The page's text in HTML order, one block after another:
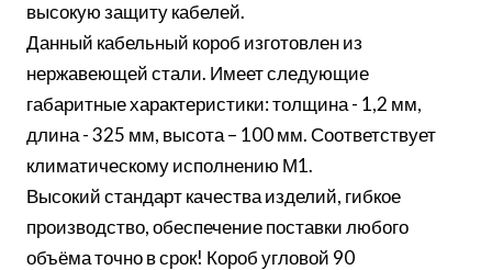
высокую защиту кабелей.
Данный кабельный короб изготовлен из
нержавеющей стали. Имеет следующие
габаритные характеристики: толщина - 1,2 мм,
длина - 325 мм, высота – 100 мм. Соответствует
климатическому исполнению М1.
Высокий стандарт качества изделий, гибкое
производство, обеспечение поставки любого
объёма точно в срок! Короб угловой 90